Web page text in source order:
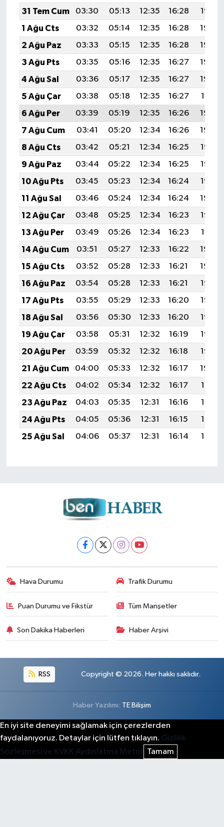
31 Tem Cum
03:30 05:13 12:35 16:28
19:47
1 Ağu Cts
03:32 05:14 12:35 16:28
19:46
2 Ağu Paz
03:33 05:15 12:35 16:28
19:45
3 Ağu Pts
03:35 05:16 12:35 16:27
19:44
4 Ağu Sal
03:36 05:17 12:35 16:27
19:42
5 Ağu Çar
03:38 05:18 12:35 16:27
19:41
6 Ağu Per
03:39 05:19 12:35 16:26
19:40
7 Ağu Cum
03:41 05:20 12:34 16:26
19:39
8 Ağu Cts
03:42 05:21 12:34 16:25
19:38
9 Ağu Paz
03:44 05:22 12:34 16:25
19:37
10 Ağu Pts
03:45 05:23 12:34 16:24
19:35
11 Ağu Sal
03:46 05:24 12:34 16:24
19:34
12 Ağu Çar
03:48 05:25 12:34 16:23
19:33
13 Ağu Per
03:49 05:26 12:34 16:23
19:31
14 Ağu Cum
03:51 05:27 12:33 16:22
19:30
15 Ağu Cts
03:52 05:28 12:33 16:21
19:29
16 Ağu Paz
03:54 05:28 12:33 16:21
19:27
17 Ağu Pts
03:55 05:29 12:33 16:20
19:26
18 Ağu Sal
03:56 05:30 12:33 16:20
19:25
19 Ağu Çar
03:58 05:31 12:32 16:19
19:23
20 Ağu Per
03:59 05:32 12:32 16:18
19:22
21 Ağu Cum
04:00 05:33 12:32 16:17
19:20
22 Ağu Cts
04:02 05:34 12:32 16:17
19:19
23 Ağu Paz
04:03 05:35 12:31 16:16
19:17
24 Ağu Pts
04:05 05:36 12:31 16:15
19:16
25 Ağu Sal
04:06 05:37 12:31 16:14 19:14
Hava Durumu Trafik Durumu
Puan Durumu ve Fikstür Tüm Manşetler
Son Dakika Haberleri Haber Arşivi
RSS Copyright © 2026. Her hakkı saklıdır.
Haber Yazılımı: TE Bilişim
En iyi site deneyimi sağlamak için çerezlerden
faydalanıyoruz. Detaylar için lütfen tıklayın. Gizlilik
Sözleşmesi ve KVKK Aydınlatma Metni
Tamam